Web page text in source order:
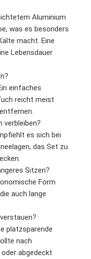
Aluminium
was es besonders
macht. Eine
Lebensdauer
einfaches
reicht meist
verbleiben?
es sich bei
das Set zu
Sitzen?
Form
auch lange
platzsparende
nach
abgedeckt